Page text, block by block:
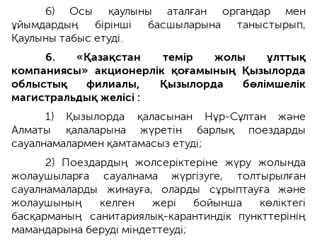
6) Осы қаулыны аталған органдар мен
ұйымдардың бірінші басшыларына таныстырып,
Қаулыны табыс етуді.
6. «Қазақстан темір жолы ұлттық
компаниясы» акционерлік қоғамының Қызылорда
облыстық филиалы, Қызылорда бөлімшелік
магистральдық желісі :
1) Қызылорда қаласынан Нұр-Сұлтан және
Алматы қалаларына жүретін барлық поездарды
сауалнамалармен қамтамасыз етуді;
2) Поездардың жолсеріктеріне жүру жолында
жолаушыларға сауалнама жүргізуге, толтырылған
сауалнамаларды жинауға, оларды сұрыптауға және
жолаушының келген жері бойынша көліктегі
басқарманың санитариялық-карантиндік пункттерінің
мамандарына беруді міндеттеуді;